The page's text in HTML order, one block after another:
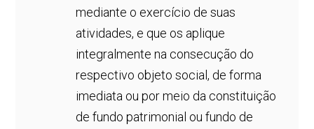
mediante o exercício de suas
atividades, e que os aplique
integralmente na consecução do
respectivo objeto social, de forma
imediata ou por meio da constituição
de fundo patrimonial ou fundo de